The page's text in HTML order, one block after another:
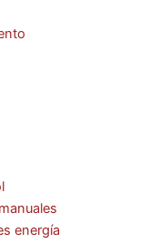
energía